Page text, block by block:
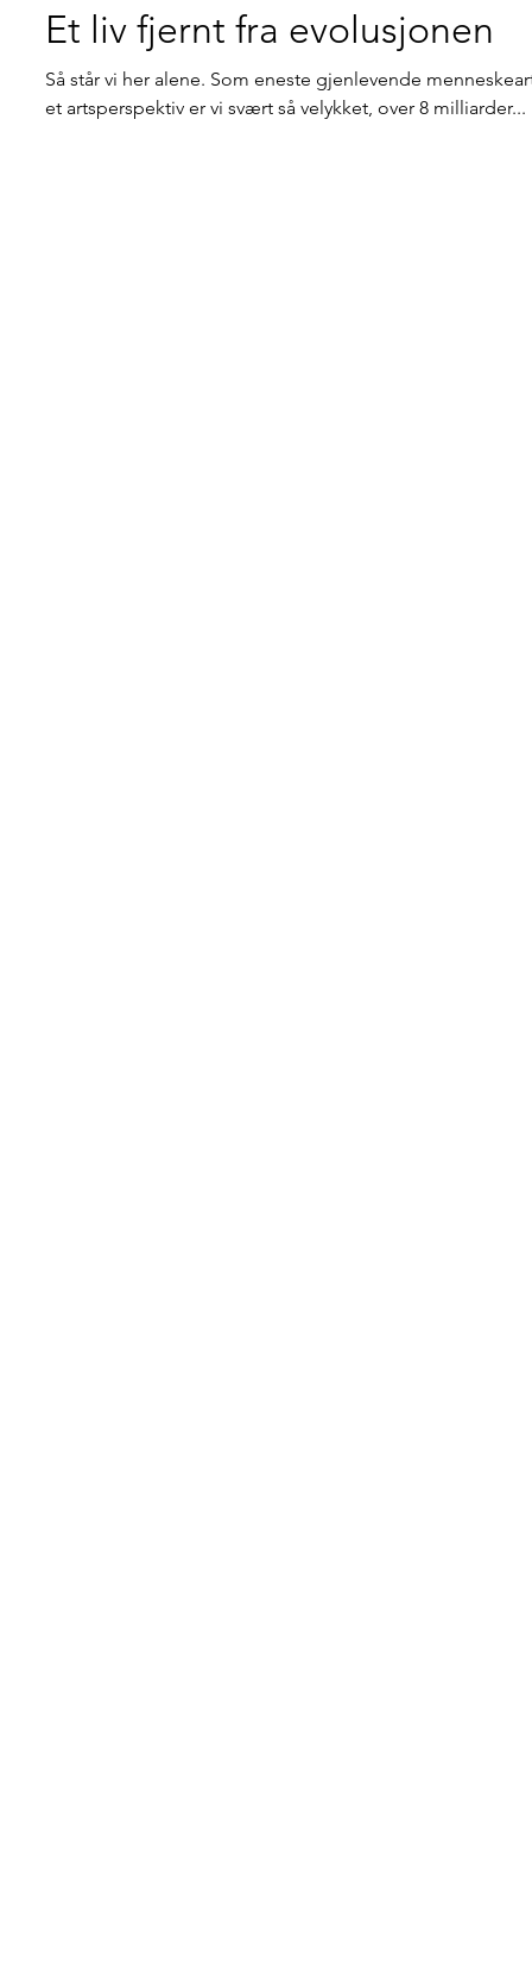
Et liv fjernt fra evolusjonen
Så står vi her alene. Som eneste gjenlevende
et artsperspektiv er vi svært så velykket, over 8 milliarder...